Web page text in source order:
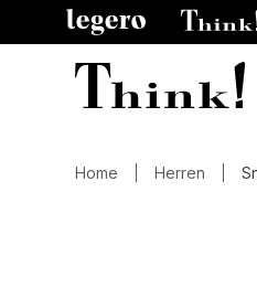
Home Herren